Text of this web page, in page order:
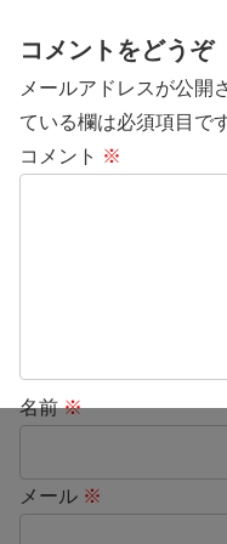
コメントをどうぞ
メールアドレスが公開
ている欄は必須項目で
コメント ※
名前※
メール ※